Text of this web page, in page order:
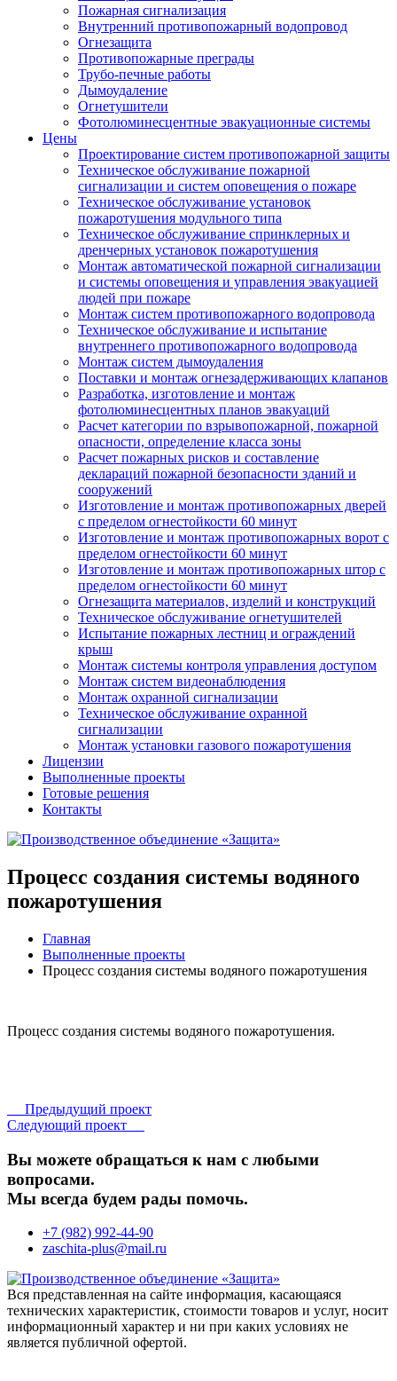
Пожарная сигнализация
Внутренний противопожарный водопровод
Огнезащита
Противопожарные преграды
Трубо-печные работы
Дымоудаление
Огнетушители
Фотолюминесцентные эвакуационные системы
Цены
Проектирование систем противопожарной защиты
Техническое обслуживание пожарной
сигнализации и систем оповещения о пожаре
Техническое обслуживание установок
пожаротушения модульного типа
Техническое обслуживание спринклерных и
дренчерных установок пожаротушения
Монтаж автоматической пожарной сигнализации
и системы оповещения и управления эвакуацией
людей при пожаре
Монтаж систем противопожарного водопровода
Техническое обслуживание и испытание
внутреннего противопожарного водопровода
Монтаж систем дымоудаления
Поставки и монтаж огнезадерживающих клапанов
Разработка, изготовление и монтаж
фотолюминесцентных планов эвакуаций
Расчет категории по взрывопожарной, пожарной
опасности, определение класса зоны
Расчет пожарных рисков и составление
деклараций пожарной безопасности зданий и
сооружений
Изготовление и монтаж противопожарных дверей
с пределом огнестойкости 60 минут
Изготовление и монтаж противопожарных ворот с
пределом огнестойкости 60 минут
Изготовление и монтаж противопожарных штор с
пределом огнестойкости 60 минут
Огнезащита материалов, изделий и конструкций
Техническое обслуживание огнетушителей
Испытание пожарных лестниц и ограждений
крыш
Монтаж системы контроля управления доступом
Монтаж систем видеонаблюдения
Монтаж охранной сигнализации
Техническое обслуживание охранной
сигнализации
Монтаж установки газового пожаротушения
Лицензии
Выполненные проекты
Готовые решения
Контакты
Процесс создания системы водяного
пожаротушения
Главная
Выполненные проекты
Процесс создания системы водяного пожаротушения
Процесс создания системы водяного пожаротушения.
Предыдущий проект
Следующий проект
Вы можете обращаться к нам с любыми
вопросами.
Мы всегда будем рады помочь.
+7 (982) 992-44-90
zaschita-plus@mail.ru
Вся представленная на сайте информация, касающаяся
технических характеристик, стоимости товаров и услуг, носит
информационный характер и ни при каких условиях не
является публичной офертой.